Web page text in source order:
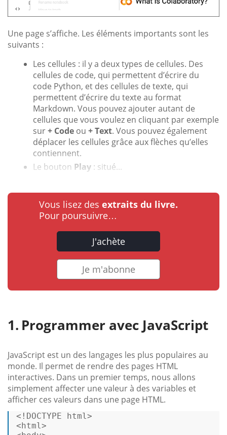
Une page s’affiche. Les éléments importants sont les
suivants :
Les cellules : il y a deux types de cellules. Des
cellules de code, qui permettent d’écrire du
code Python, et des cellules de texte, qui
permettent d’écrire du texte au format
Markdown. Vous pouvez ajouter autant de
cellules que vous voulez en cliquant par exemple
sur+ Code ou + Text. Vous pouvez également
déplacer les cellules grâce aux flèches qu’elles
contiennent.
Le bouton Play : situé...
Vous lisez des extraits du livre.
Pour poursuivre…
J'achète
Je m'abonne
Programmer avec JavaScript
JavaScript est un des langages les plus populaires au
monde. Il permet de rendre des pages HTML
interactives. Dans un premier temps, nous allons
simplement affecter une valeur à des variables et
afficher ces valeurs dans une page HTML.
<!DOCTYPE html>
<html>